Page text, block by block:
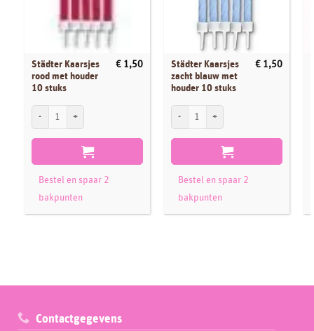
Städter Kaarsjes
rood met houder
10 stuks
€ 1,50
Städter Kaarsjes rood met houder 10 stuks aantal
Bestel en spaar 2
bakpunten
Städter Kaarsjes
zacht blauw met
houder 10 stuks
€ 1,50
Städter Kaarsjes zacht blauw met
Bestel en spaar 2
bakpunten
Contactgegevens